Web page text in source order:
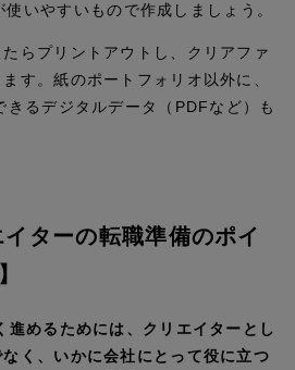
いやすいもので作成しましょう。
らプリントアウトし、クリアファ
す。紙のポートフォリオ以外に、
きるデジタルデータ（PDFなど）も
ターの転職準備のポイ
進めるためには、クリエイターとし
く、いかに会社にとって役に立つ